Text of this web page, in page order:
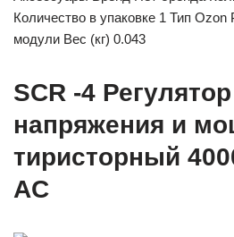
Количество в упаковке 1 Тип Ozon
модули Вес (кг) 0.043
SCR -4 Регулятор
напряжения и
тиристорный
AC